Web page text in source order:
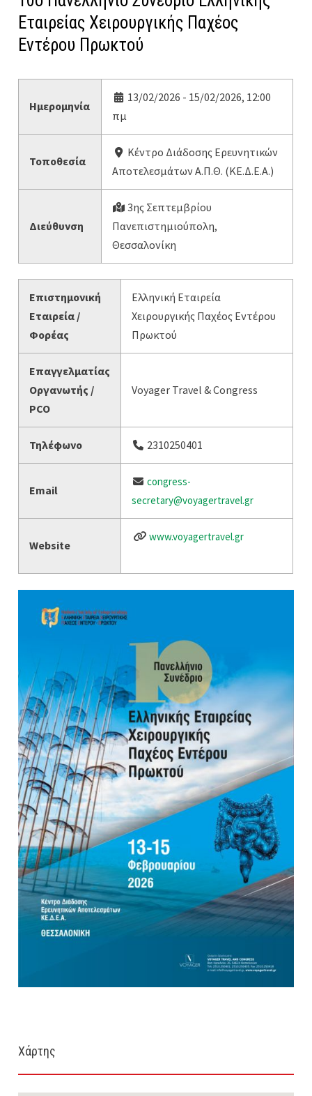
Εταιρείας Χειρουργικής Παχέος
Εντέρου Πρωκτού
Ημερομηνία
13/02/2026 - 15/02/2026, 12:00
πμ
Τοποθεσία
Κέντρο Διάδοσης Ερευνητικών
Αποτελεσμάτων Α.Π.Θ. (ΚΕ.Δ.Ε.Α.)
Διεύθυνση
3ης Σεπτεμβρίου
Πανεπιστημιούπολη,
Θεσσαλονίκη
Επιστημονική
Εταιρεία /
Φορέας
Ελληνική Εταιρεία
Χειρουργικής Παχέος Εντέρου
Πρωκτού
Επαγγελματίας
Οργανωτής /
PCO
Voyager Travel & Congress
Τηλέφωνο 2310250401
Email
congress-
secretary@voyagertravel.gr
Website
www.voyagertravel.gr
Χάρτης